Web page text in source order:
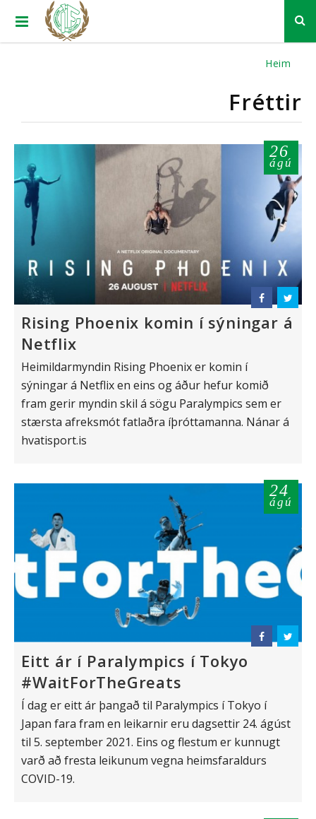
Heim
Fréttir
26
ágú
Rising Phoenix komin í sýningar á
Netflix
Heimildarmyndin Rising Phoenix er komin í
sýningar á Netflix en eins og áður hefur komið
fram gerir myndin skil á sögu Paralympics sem er
stærsta afreksmót fatlaðra íþróttamanna. Nánar á
hvatisport.is
24
ágú
Eitt ár í Paralympics í Tokyo
#WaitForTheGreats
Í dag er eitt ár þangað til Paralympics í Tokyo í
Japan fara fram en leikarnir eru dagsettir 24. ágúst
til 5. september 2021. Eins og flestum er kunnugt
varð að fresta leikunum vegna heimsfaraldurs
COVID-19.